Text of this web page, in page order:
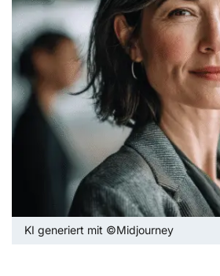
KI generiert mit ©Midjourney